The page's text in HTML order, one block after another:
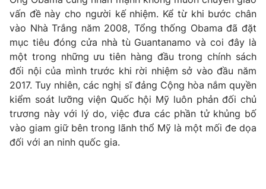
vấn đề này cho người kế nhiệm. Kể từ khi bước chân
vào Nhà Trắng năm 2008, Tổng thống Obama đã đặt
mục tiêu đóng cửa nhà tù Guantanamo và coi đây là
một trong những ưu tiên hàng đầu trong chính sách
đối nội của mình trước khi rời nhiệm sở vào đầu năm
2017. Tuy nhiên, các nghị sĩ đảng Cộng hòa nắm quyền
kiểm soát lưỡng viện Quốc hội Mỹ luôn phản đối chủ
trương này với lý do, việc đưa các phần tử khủng bố
vào giam giữ bên trong lãnh thổ Mỹ là một mối đe dọa
đối với an ninh quốc gia.